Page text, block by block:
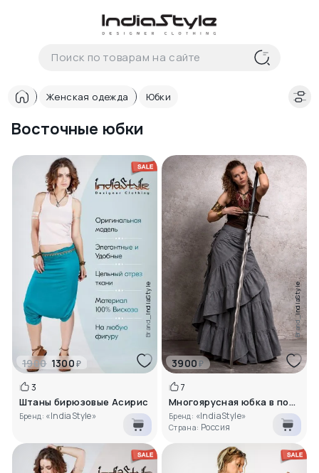
Корзина
В корзиненеттоваров
Корзина покупок пуста..
Женская одежда Юбки
Восточные юбки
Brand_
IndiaStyle
1900 1300₽
3
Штаны бирюзовые Асирис
Бренд: «IndiaStyle»
Brand_
IndiaStyle
3900 ₽
7
Многоярусная юбка в пол Байли
Бренд: «IndiaStyle»
Страна: Россия